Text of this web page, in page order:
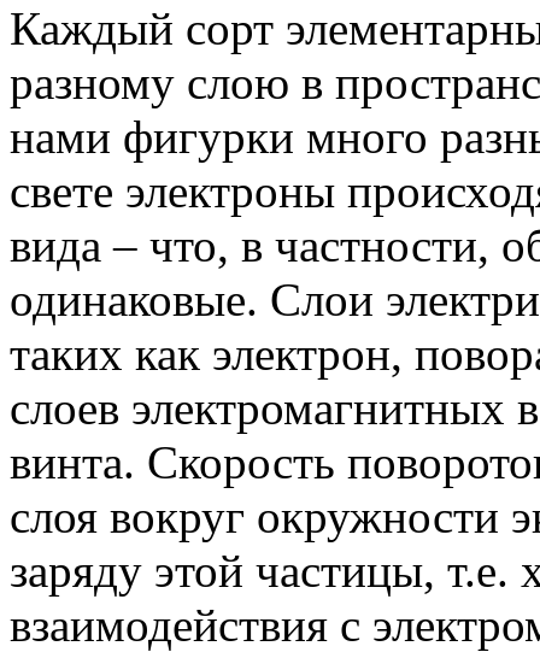
Каждый сорт
разному слою в
нами фигурки много
свете электроны
вида – что, в частности,
одинаковые. Слои
таких как электрон,
слоев электромагнитных
винта. Скорость
слоя вокруг окружности
заряду этой частицы, т.е.
взаимодействия с